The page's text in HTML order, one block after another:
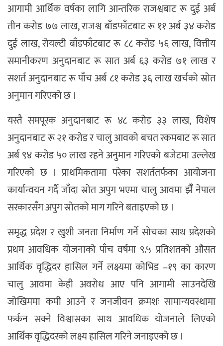
आगामी आर्थिक वर्षका लागि आन्तरिक राजश्वबाट रू दुई अर्ब
तीन करोड ७७ लाख, राजश्व बाँडफाँटबाट रू ११ अर्ब ३४ करोड
दुई लाख, रोयल्टी बाँडफाँटबाट रू ८८ करोड ५६ लाख, वित्तीय
समानीकरण अनुदानबाट रू सात अर्ब ६३ करोड ७१ लाख र
सशर्त अनुदानबाट रू पाँच अर्ब ८१ करोड ३६ लाख खर्चको स्रोत
अनुमान गरिएको छ ।
यस्तै समपूरक अनुदानबाट रू ४८ करोड ३३ लाख, विशेष
अनुदानबाट रू २१ करोड र चालु आवको बचत रकमबाट रू सात
अर्ब ९४ करोड ५० लाख रहने अनुमान गरिएको बजेटमा उल्लेख
गरिएको छ । प्राथमिकतामा परेका सशर्ततर्फका आयोजना
कार्यान्वयन गर्दै जाँदा स्रोत अपुग भएमा चालु आवमा झैंँ नेपाल
सरकारसँग अपुग स्रोतको माग गरिने बताइएको छ ।
समृद्ध प्रदेश र खुशी जनता निर्माण गर्ने सोचका साथ प्रदेशको
प्रथम आवधिक योजनाको पाँच वर्षमा ९.५ प्रतिशतको औसत
आर्थिक वृद्धिदर हासिल गर्ने लक्ष्यमा कोभिड –१९ का कारण
चालु आवमा केही अवरोध आए पनि आगामी साउनदेखि
जोखिममा कमी आउने र जनजीवन क्रमशः सामान्यवस्थामा
फर्कन सक्ने विश्वासका साथ आवधिक योजनाले लिएको
आर्थिक वृद्धिदरको लक्ष्य हासिल गरिने जनाइएको छ ।